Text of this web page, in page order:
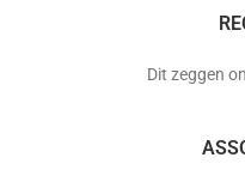
Dit zeggen